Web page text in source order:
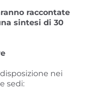
raccontate
sintesi di 30
disposizione nei
sedi: